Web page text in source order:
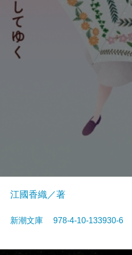
江國香織／著
新潮文庫 978-4-10-133930-